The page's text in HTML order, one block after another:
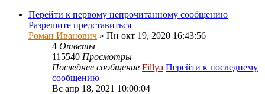
Перейти к первому непрочитанному сообщению
Разрешите представиться
Роман Иванович » Пн окт 19, 2020 16:43:56
4 Ответы
115540 Просмотры
Последнее сообщение Fillya Перейти к последнему
сообщению
Вс апр 18, 2021 10:00:04